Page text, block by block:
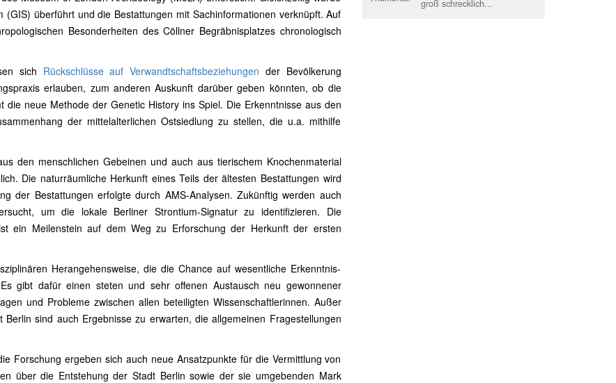
überführt und die Bestattungen mit Sachinformationen verknüpft. Auf
Besonderheiten des Cöllner Begräbnisplatzes chronologisch
sich Rückschlüsse auf Verwandtschaftsbeziehungen der Bevölkerung
erlauben, zum anderen Auskunft darüber geben könnten, ob die
neue Methode der Genetic History ins Spiel. Die Erkenntnisse aus den
der mittelalterlichen Ostsiedlung zu stellen, die u.a. mithilfe
den menschlichen Gebeinen und auch aus tierischem Knochenmaterial
Die naturräumliche Herkunft eines Teils der ältesten Bestattungen wird
der Bestattungen erfolgte durch AMS-Analysen. Zukünftig werden auch
um die lokale Berliner Strontium-Signatur zu identifizieren. Die
ein Meilenstein auf dem Weg zu Erforschung der Herkunft der ersten
Herangehensweise, die die Chance auf wesentliche Erkenntnis-
gibt dafür einen steten und sehr offenen Austausch neu gewonnener
und Probleme zwischen allen beteiligten Wissenschaftlerinnen. Außer
sind auch Ergebnisse zu erwarten, die allgemeinen Fragestellungen
Forschung ergeben sich auch neue Ansatzpunkte für die Vermittlung von
über die Entstehung der Stadt Berlin sowie der sie umgebenden Mark
groß schrecklich...